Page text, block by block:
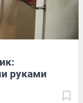
руками